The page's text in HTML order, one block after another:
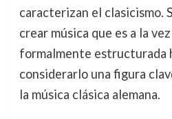
caracterizan el clasicismo.
crear música que es a la
formalmente estructurada
considerarlo una figura
la música clásica alemana.